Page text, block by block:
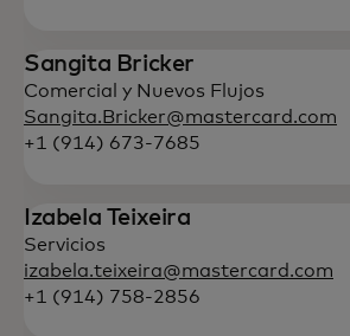
Sangita Bricker
Comercial y Nuevos Flujos
Sangita.Bricker@mastercard.com
+1 (914) 673-7685
Izabela Teixeira
Servicios
izabela.teixeira@mastercard.com
+1 (914) 758-2856